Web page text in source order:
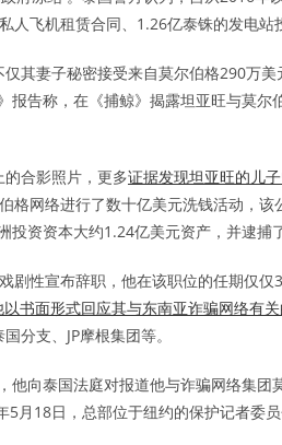
飞机租赁合同、1.26亿泰铢的发电站
其妻子秘密接受来自莫尔伯格290万
告称，在《捕鲸》揭露坦亚旺与莫尔
的合影照片，更多证据发现坦亚旺的儿
格网络进行了数十亿美元洗钱活动，
资资本大约1.24亿美元资产，并逮捕
剧性宣布辞职，他在该职位的任期仅
以书面形式回应其与东南亚诈骗网络有
分支、JP摩根集团等。
向泰国法庭对报道他与诈骗网络集团
18日，总部位于纽约的保护记者委员